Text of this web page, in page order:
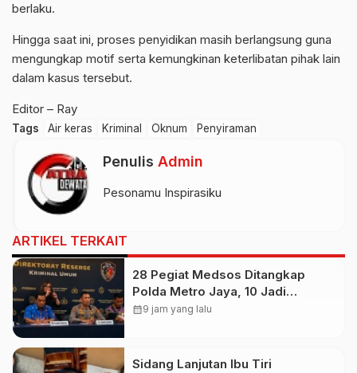
berlaku.
Hingga saat ini, proses penyidikan masih berlangsung guna
mengungkap motif serta kemungkinan keterlibatan pihak lain
dalam kasus tersebut.
Editor – Ray
Tags Air keras Kriminal Oknum Penyiraman
Penulis Admin
Pesonamu Inspirasiku
ARTIKEL TERKAIT
28 Pegiat Medsos Ditangkap
Polda Metro Jaya, 10 Jadi
Tersangka Hoaks
calendar_month9 jam yang lalu
Sidang Lanjutan Ibu Tiri